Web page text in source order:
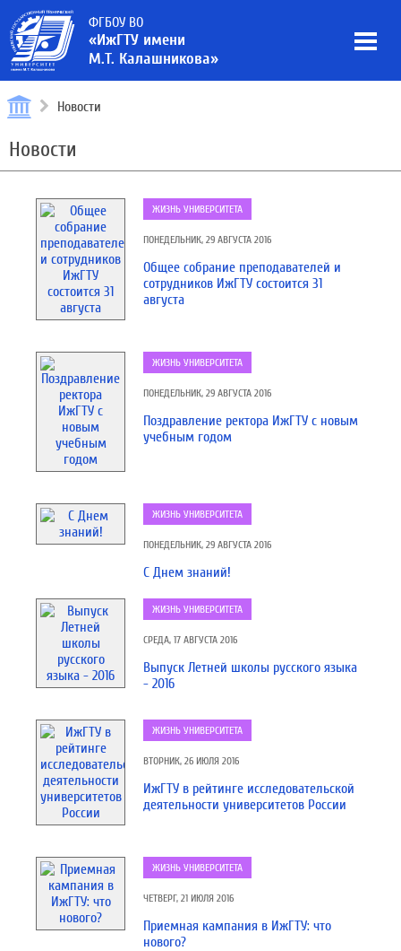
ФГБОУ ВО
«ИжГТУ имени
М.Т. Калашникова»
Новости
Новости
ЖИЗНЬ УНИВЕРСИТЕТА
ПОНЕДЕЛЬНИК, 29 АВГУСТА 2016
Общее собрание преподавателей и
сотрудников ИжГТУ состоится 31
августа
ЖИЗНЬ УНИВЕРСИТЕТА
ПОНЕДЕЛЬНИК, 29 АВГУСТА 2016
Поздравление ректора ИжГТУ с новым
учебным годом
ЖИЗНЬ УНИВЕРСИТЕТА
ПОНЕДЕЛЬНИК, 29 АВГУСТА 2016
С Днем знаний!
ЖИЗНЬ УНИВЕРСИТЕТА
СРЕДА, 17 АВГУСТА 2016
Выпуск Летней школы русского языка
- 2016
ЖИЗНЬ УНИВЕРСИТЕТА
ВТОРНИК, 26 ИЮЛЯ 2016
ИжГТУ в рейтинге исследовательской
деятельности университетов России
ЖИЗНЬ УНИВЕРСИТЕТА
ЧЕТВЕРГ, 21 ИЮЛЯ 2016
Приемная кампания в ИжГТУ: что
нового?